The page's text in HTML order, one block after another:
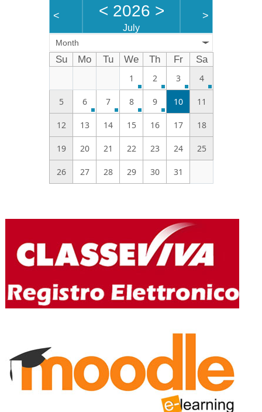
< < 2026 >
July
>
Month
Su Mo Tu We Th Fr
Sa
1
2 3 4
5 6 7 8 9 10 11
12 13 14 15 16 17 18
19 20 21 22 23 24 25
26 27 28 29 30 31